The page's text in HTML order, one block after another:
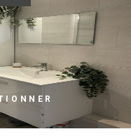
LE BIEN